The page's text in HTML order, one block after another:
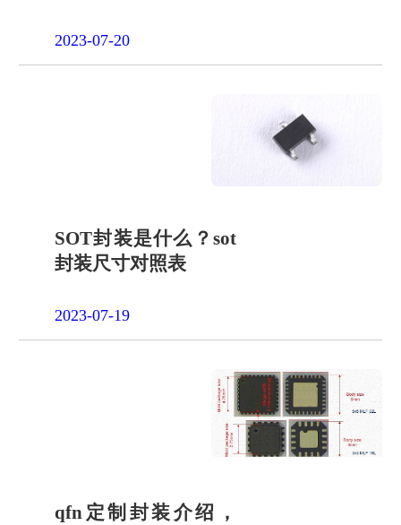
2023-07-20
SOT封装是什么？sot
封装尺寸对照表
2023-07-19
qfn定制封装介绍，